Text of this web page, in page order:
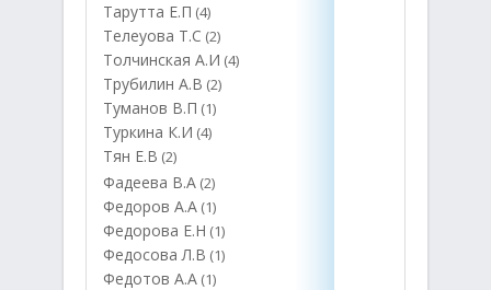
Тарутта Е.П (4)
Телеуова Т.С (2)
Толчинская А.И (4)
Трубилин А.В (2)
Туманов В.П (1)
Туркина К.И (4)
Тян Е.В (2)
Фадеева В.А (2)
Федоров А.А (1)
Федорова Е.Н (1)
Федосова Л.В (1)
Федотов А.А (1)